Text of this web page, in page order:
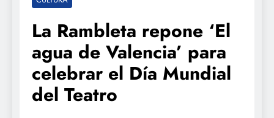
La Rambleta repone ‘El
agua de Valencia’ para
celebrar el Día Mundial
del Teatro